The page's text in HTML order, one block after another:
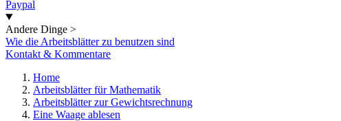
Paypal
Andere Dinge >
Wie die Arbeitsblätter zu benutzen sind
Kontakt & Kommentare
Home
Arbeitsblätter für Mathematik
Arbeitsblätter zur Gewichtsrechnung
Eine Waage ablesen